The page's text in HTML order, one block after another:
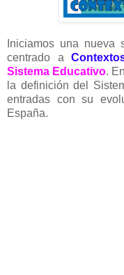
Iniciamos una nueva
centrado a
Sistema Educativo.
la definición del
entradas con su
España.